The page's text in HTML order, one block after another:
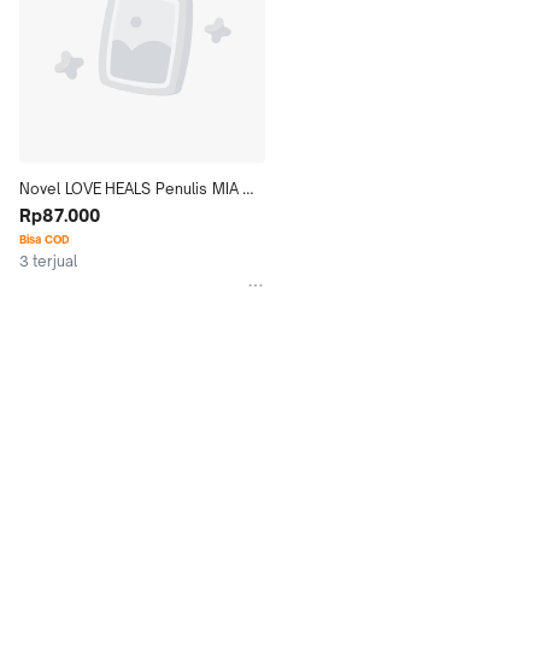
Novel LOVE HEALS Penulis MIA
CHUZ
Rp87.000
Bisa COD
3 terjual